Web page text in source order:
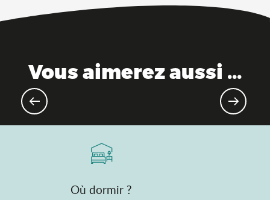
Vous aimerez aussi ...
Où dormir ?